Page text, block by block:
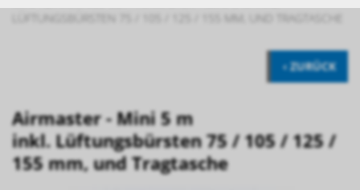
LÜFTUNGSBÜRSTEN 75 / 105 / 125 / 155 MM, UND TRAGTASCHE
‹ ZURÜCK
Airmaster - Mini 5 m
inkl. Lüftungsbürsten 75 / 105 / 125 /
155 mm, und Tragtasche